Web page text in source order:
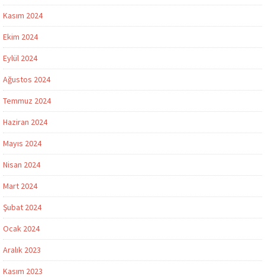
Kasım 2024
Ekim 2024
Eylül 2024
Ağustos 2024
Temmuz 2024
Haziran 2024
Mayıs 2024
Nisan 2024
Mart 2024
Şubat 2024
Ocak 2024
Aralık 2023
Kasım 2023